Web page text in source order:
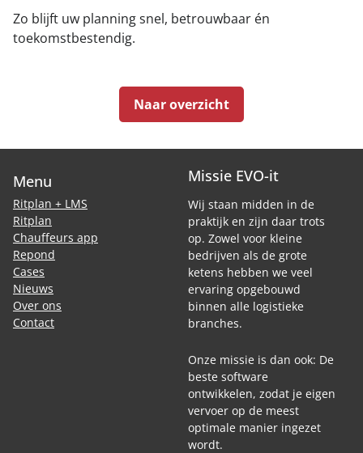
Zo blijft uw planning snel, betrouwbaar én
toekomstbestendig.
Naar overzicht
Menu
Ritplan + LMS
Ritplan
Chauffeurs app
Repond
Cases
Nieuws
Over ons
Contact
Missie EVO-it
Wij staan midden in de
praktijk en zijn daar trots
op. Zowel voor kleine
bedrijven als de grote
ketens hebben we veel
ervaring opgebouwd
binnen alle logistieke
branches.
Onze missie is dan ook: De
beste software
ontwikkelen, zodat je eigen
vervoer op de meest
optimale manier ingezet
wordt.